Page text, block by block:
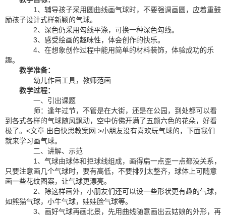
1、辅导孩子采用圆曲线画气球时，不要强调画圆，应着重鼓
励孩子设计式样新颖的气球。
2、深色仍采用勾线平涤，可换一种深色勾线。
3、感受绘画的趣味性，体会创作的快乐。
4、在想象创作过程中能用简单的材料装饰，体验成功的乐
趣。
教学准备：
幼儿作画工具，教师范画
教学过程：
一、引出课题
师：逢年过节，不管是在大街，还是在公园，到处都可以看
到各式各样的气球随风飘动，空中仿佛开满了五颜六色的花朵，好看
极了。<文章.出自快思教案网.>小朋友没有喜欢玩气球的，下面我们
就来学习画气球。
二、讲解、示范
1、气球由球体和拒球线组成，画得扁一点歪一点都没关系，
只要注意画几个气球时，要有高低，不要排列太整齐，球体上可随意
画一些花纹图案，让气球更漂亮。
2、除这样画外，小朋友们还可以设一些形状更有趣的气球，
如熊猫气球，小牛气球，娃娃脸气球等。
3、画好气球再画北景，先用曲线随意画出云姑娘的外形，再